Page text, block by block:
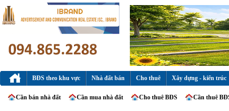
BĐS theo khu vực Nhà đất bán Cho thuê Xây dựng - kiến trúc
Cần bán nhà đất Cần mua nhà đất Cho thuê BĐS Cần thuê